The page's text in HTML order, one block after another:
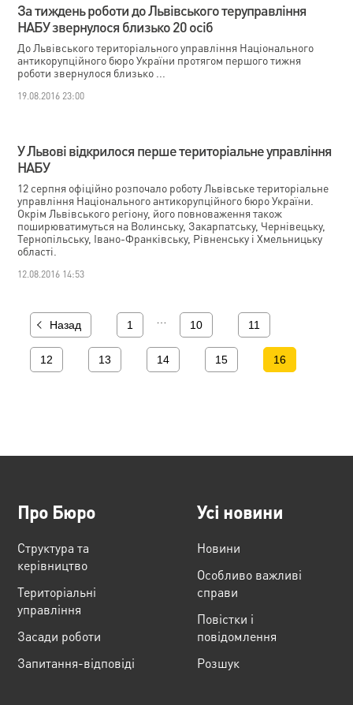
За тиждень роботи до Львівського теруправління
НАБУ звернулося близько 20 осіб
До Львівського територіального управління Національного
антикорупційного бюро України протягом першого тижня
роботи звернулося близько ...
19.08.2016 23:00
У Львові відкрилося перше територіальне управління
НАБУ
12 серпня офіційно розпочало роботу Львівське територіальне
управління Національного антикорупційного бюро України.
Окрім Львівського регіону, його повноваження також
поширюватимуться на Волинську, Закарпатську, Чернівецьку,
Тернопільську, Івано-Франківську, Рівненську і Хмельницьку
області.
12.08.2016 14:53
Назад 1 10 11
12 13 14 15 16
Про Бюро
Структура та
керівництво
Територіальні
управління
Засади роботи
Запитання-відповіді
Усі новини
Новини
Особливо важливі
справи
Повістки і
повідомлення
Розшук